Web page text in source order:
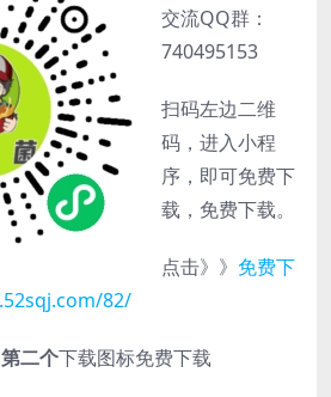
交流QQ群：
740495153
扫码左边二维
码，进入小程
序，即可免费下
载，免费下载。
点击》》 免费下
82/
第二个下载图标免费下载